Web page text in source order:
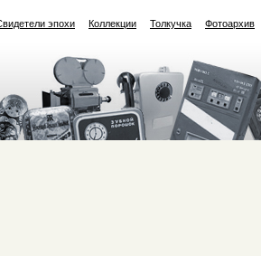
эпохи Коллекции Толкучка Фотоархив